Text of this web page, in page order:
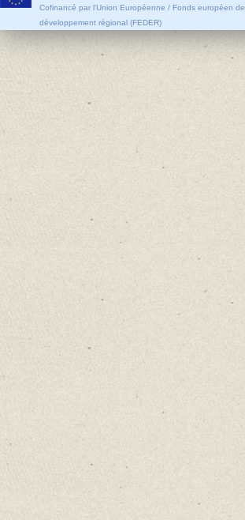
Cofinancé par l'Union Européenne / Fonds européen de
développement régional (FEDER)